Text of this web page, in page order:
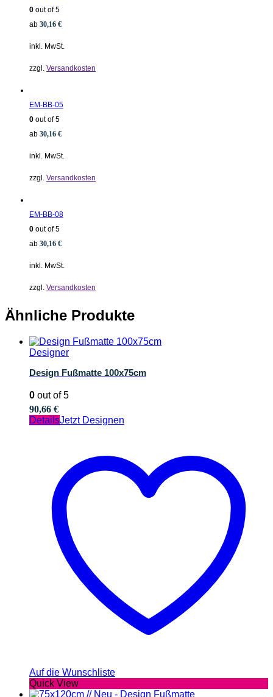
0 out of 5
ab 30,16 €
inkl. MwSt.
zzgl. Versandkosten
EM-BB-05
0 out of 5
ab 30,16 €
inkl. MwSt.
zzgl. Versandkosten
EM-BB-08
0 out of 5
ab 30,16 €
inkl. MwSt.
zzgl. Versandkosten
Ähnliche Produkte
Designer
Design Fußmatte 100x75cm
0 out of 5
90,66 €
DetailsJetzt Designen
Auf die Wunschliste
Quick View